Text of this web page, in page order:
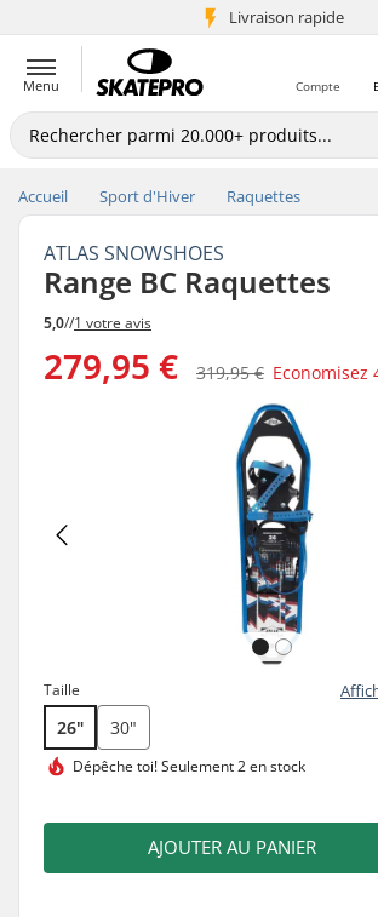
Livraison rapide
+5 mio de clients
Menu Compte
Accueil Sport d'Hiver Raquettes
ATLAS SNOWSHOES
Range BC Raquettes
5,0//1 votre avis
279,95 € 319,95 € Economisez
Taille
26" 30"
Dépêche toi!Seulement 2 en stock
AJOUTER AU PANIER